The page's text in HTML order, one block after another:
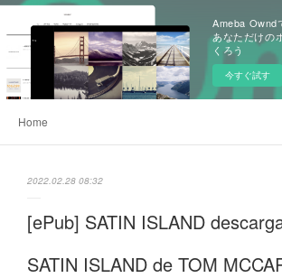
Ameba Ownd
あなただけの
くろう
今すぐ試す
Home
2022.02.28 08:32
[ePub] SATIN ISLAND
SATIN ISLAND de TOM